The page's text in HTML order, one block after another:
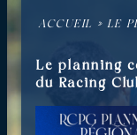
ACCUEIL » LE
Le planning
du Racing